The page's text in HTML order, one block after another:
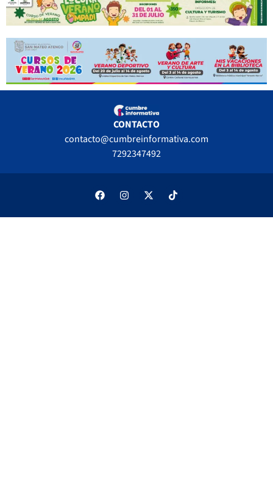
CONTACTO
contacto@cumbreinformativa.com
7292347492